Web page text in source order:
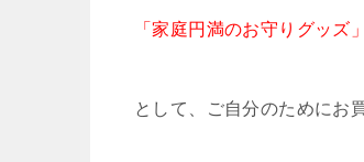
「家庭円満のお守りグッズ」
として、ご自分のためにお